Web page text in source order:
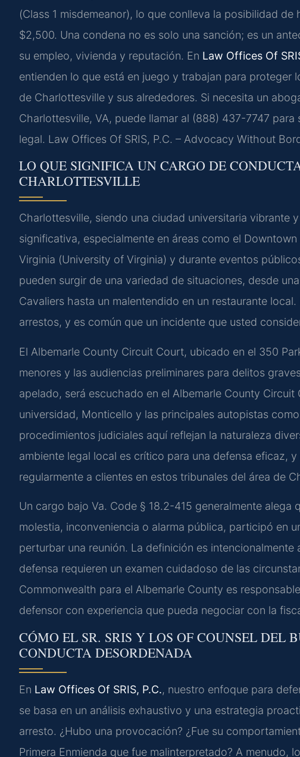
(Class 1 misdemeanor), lo que conlleva la posibilidad de
$2,500. Una condena no es solo una sanción; es un
su empleo, vivienda y reputación. En Law Offices Of
entienden lo que está en juego y trabajan para proteger
de Charlottesville y sus alrededores. Si necesita un
Charlottesville, VA, puede llamar al (888) 437-7747
legal. Law Offices Of SRIS, P.C. – Advocacy Without
LO QUE SIGNIFICA UN CARGO DE
CHARLOTTESVILLE
Charlottesville, siendo una ciudad universitaria vibrante
significativa, especialmente en áreas como el
Virginia (University of Virginia) y durante eventos
pueden surgir de una variedad de situaciones, desde
Cavaliers hasta un malentendido en un restaurante
arrestos, y es común que un incidente que usted
El Albemarle County Circuit Court, ubicado en el 350
menores y las audiencias preliminares para delitos
apelado, será escuchado en el Albemarle County Circuit
universidad, Monticello y las principales autopistas
procedimientos judiciales aquí reflejan la naturaleza
ambiente legal local es crítico para una defensa eficaz,
regularmente a clientes en estos tribunales del área de
Un cargo bajo Va. Code § 18.2-415 generalmente alega
molestia, inconveniencia o alarma pública, participó en
perturbar una reunión. La definición es
defensa requieren un examen cuidadoso de las
Commonwealth para el Albemarle County es
defensor con experiencia que pueda negociar con la
CÓMO EL SR. SRIS Y LOS OF COUNSEL DEL
CONDUCTA DESORDENADA
En Law Offices Of SRIS, P.C., nuestro enfoque para
se basa en un análisis exhaustivo y una estrategia
arresto. ¿Hubo una provocación? ¿Fue su
Primera Enmienda que fue malinterpretado? A menudo,